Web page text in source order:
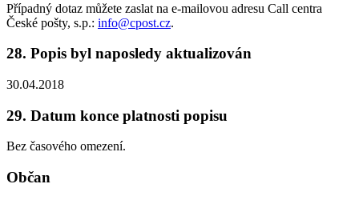
Případný dotaz můžete zaslat na e-mailovou adresu Call centra
České pošty, s.p.: info@cpost.cz.
28. Popis byl naposledy aktualizován
30.04.2018
29. Datum konce platnosti popisu
Bez časového omezení.
Občan